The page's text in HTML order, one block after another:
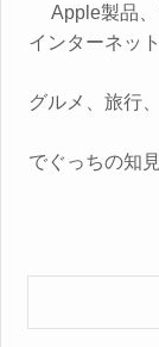
Apple製品
インターネッ
グルメ、旅行
でぐっちの知